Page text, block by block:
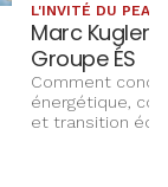
L'INVITÉ DU PEA
Marc Kugler
Groupe ÉS
Comment
énergétique,
et transition